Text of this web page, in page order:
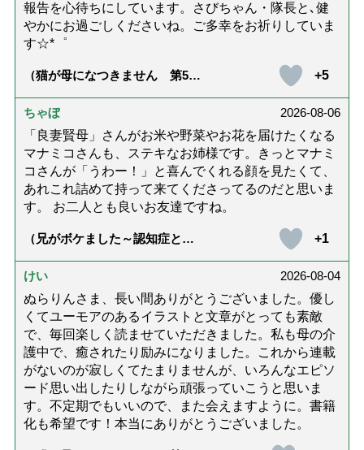
報告を心待ちにしています。さびちゃん・隊長と､健
やかにお過ごしくださいね。ご多幸をお祈りしていま
す☆*゜
（猫が母になつきません 第500
+5
ちゃぼ
2026-08-06
「良妻賢母」さんがお米や野菜やお花を届けたくなる
マナミコさんも、ステキなお姉様です。きっとマナミ
コさんが「うわー！」と喜んでくれる顔を見たくて、
あれこれ詰めて持って来てくださってるのだと思いま
す。 お二人とも良いお友達ですね。
（兄がボケました～認知症と介
達』が届きました」）
+1
けい
2026-08-04
ぬらりんさま、長い間ありがとうございました。優し
くてユーモアのあるイラストと文章がとっても素敵
で、毎回楽しく読ませていただきました。私も母の介
護中で、癒されたり励みになりました。これから連載
がないのが寂しくてたまりませんが、いろんなエピソ
ード思い出したりしながら頑張っていこうと思いま
す。不定期でもいいので、また会えますように。書籍
化も希望です！本当にありがとうございました。